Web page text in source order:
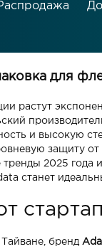
для
растут
и высокую
защиту
тренды 2025
станет
бренд